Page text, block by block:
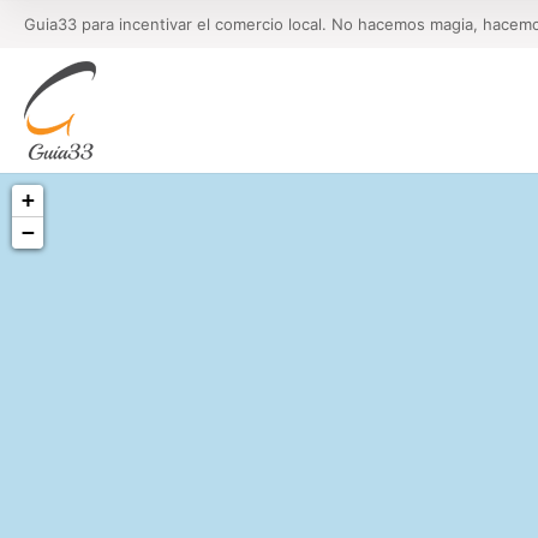
Guia33 para incentivar el comercio local. No hacemos magia,
+
−